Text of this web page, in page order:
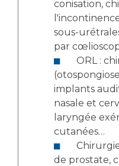
conisation,
sous-
par
implants
nasale et
laryngée
cutanées…
de prostate,